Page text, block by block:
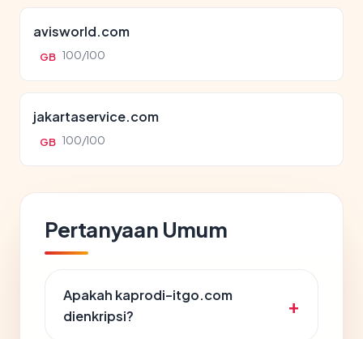
avisworld.com
GB 100/100
jakartaservice.com
GB 100/100
Pertanyaan Umum
Apakah kaprodi-itgo.com
dienkripsi?